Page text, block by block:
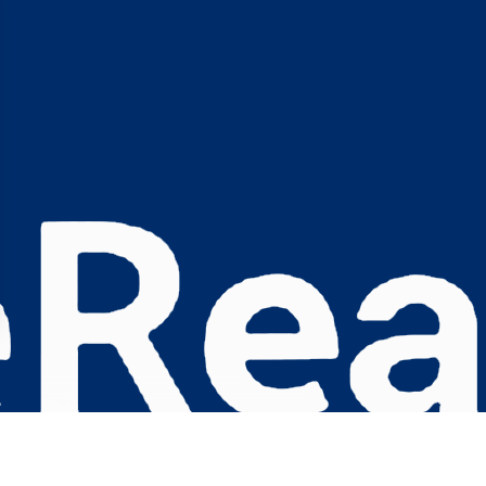
de confidentialité, en garantissant la conformité avec